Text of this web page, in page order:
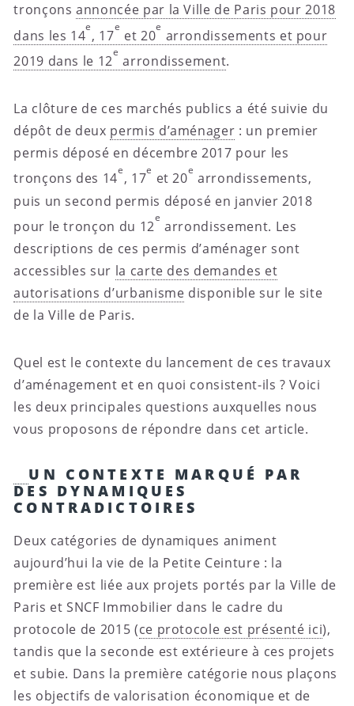
tronçonsannoncée par la Ville de Paris pour 2018
dans les 14
e
, 17
e
et 20
e
arrondissements et pour
2019 dans le 12
e
arrondissement.
La clôture de ces marchés publics a été suivie du
dépôt de deux permis d’aménager : un premier
permis déposé en décembre 2017 pour les
tronçons des 14
e
, 17
e
et 20
e
arrondissements,
puis un second permis déposé en janvier 2018
pour le tronçon du 12
e
arrondissement. Les
descriptions de ces permis d’aménager sont
accessibles sur la carte des demandes et
autorisations d’urbanisme disponible sur le site
de la Ville de Paris.
Quel est le contexte du lancement de ces travaux
d’aménagement et en quoi consistent-ils ? Voici
les deux principales questions auxquelles nous
vous proposons de répondre dans cet article.
UN CONTEXTE MARQUÉ PAR
DES DYNAMIQUES
CONTRADICTOIRES
Deux catégories de dynamiques animent
aujourd’hui la vie de la Petite Ceinture : la
première est liée aux projets portés par la Ville de
Paris et SNCF Immobilier dans le cadre du
protocole de 2015 (ce protocole est présenté ici),
tandis que la seconde est extérieure à ces projets
et subie. Dans la première catégorie nous plaçons
les objectifs de valorisation économique et de